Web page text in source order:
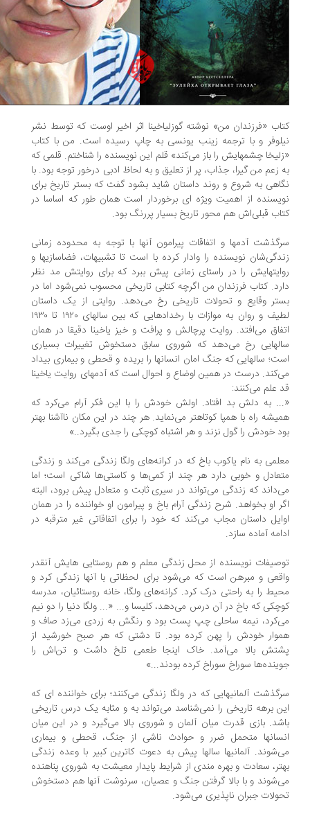
«فرزندان من» نوشته گوزلیاخینا اثر اخیر اوست که توسط نشر
و با ترجمه زینب یونسی به چاپ رسیده است. من با کتاب
چشمهایش را باز می‌کند» قلم این نویسنده را شناختم. قلمی که
زعم من گیرا، جذاب، پر از تعلیق و به لحاظ ادبی درخور توجه بود. با
به شروع و روند داستان شاید بشود گفت که بستر تاریخ برای
از اهمیت ویژه ای برخوردار است همان طور که اساسا در
قبلی‌اش هم محور تاریخ بسیار پررنگ بود.
آدمها و اتفاقات پیرامون آنها با توجه به محدوده زمانی
نویسنده را وادار کرده با است تا تشبیهات، فضاسازیها و
را در راستای زمانی پیش ببرد که برای روایتش مد نظر
کتاب فرزندان من اگرچه کتابی تاریخی محسوب نمی‌شود اما در
وقایع و تحولات تاریخی رخ می‌دهد. روایتی از یک داستان
لطیف و روان به موازات با رخدادهایی که بین سالهای ۱۹۲۰ تا ۱۹۳۰
می‌افتد. روایت پرچالش و پرافت و خیز یاخینا دقیقا در همان
رخ می‌دهد که شوروی سابق دستخوش تغییرات بسیاری
سالهایی که جنگ امان انسانها را بریده و قحطی و بیماری بیداد
درست در همین اوضاع و احوال است که آدمهای روایت یاخینا
علم می‌کنند:
به دلش بد افتاد. اولش خودش را با این فکر آرام می‌کرد که
راه با همپا کوتاهتر می‌نماید. هر چند در این مکان ناآشنا بهتر
خودش را گول نزند و هر اشتباه کوچکی را جدی بگیرد..»
به نام یاکوب باخ که در کرانه‌های ولگا زندگی می‌کند و زندگی
و خوبی دارد هر چند از کمی‌ها و کاستی‌ها شاکی است؛ اما
که زندگی می‌تواند در سیری ثابت و متعادل پیش برود، البته
او بخواهد. شرح زندگی آرام باخ و پیرامون او خواننده را در همان
داستان مجاب می‌کند که خود را برای اتفاقاتی غیر مترقبه در
آماده سازد.
نویسنده از محل زندگی معلم و هم روستایی هایش آنقدر
و مبرهن است که می‌شود برای لحظاتی با آنها زندگی کرد و
را به راحتی درک کرد. کرانه‌های ولگا، خانه روستائیان، مدرسه
که باخ در آن درس می‌دهد، کلیسا و... «... ولگا دنیا را دو نیم
نیمه ساحلی چپ پست بود و رنگش به زردی می‌زد صاف و
خودش را پهن کرده بود. تا دشتی که هر صبح خورشید از
بالا می‌آمد. خاک اینجا طعمی تلخ داشت و تن‌اش را
سوراخ سوراخ کرده بودند...»
آلمانیهایی که در ولگا زندگی می‌کنند؛ برای خواننده ای که
برهه تاریخی را نمی‌شناسد می‌تواند به و مثابه یک درس تاریخی
بازی قدرت میان آلمان و شوروی بالا می‌گیرد و در این میان
متحمل ضرر و حوادث ناشی از جنگ، قحطی و بیماری
آلمانیها سالها پیش به دعوت کاترین کبیر با وعده زندگی
سعادت و بهره مندی از شرایط پایدار معیشت به شوروی پناهنده
و با بالا گرفتن جنگ و عصیان، سرنوشت آنها هم دستخوش
جبران ناپذیری می‌شود.